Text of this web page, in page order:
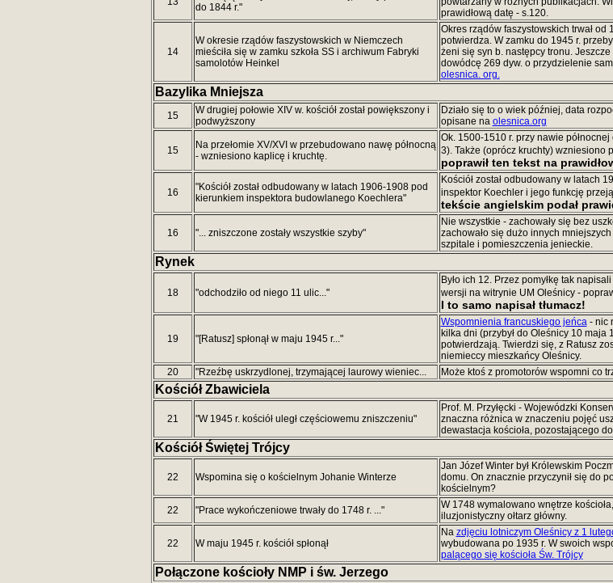
do 1844 r."
prawidłową datę - s.120.
14
W okresie rządów faszystowskich w Niemczech
mieściła się w zamku szkoła SS i archiwum Fabryki
samolotów Heinkel
Okres rządów faszystowskich trwał
potwierdza. W zamku do 1945 r.
żeni się syn b. następcy tronu.
dowódcę 269 dyw. o przydzielenie
olesnica. org.
Bazylika Mniejsza
15
W drugiej połowie XIV w. kościół został powiększony i
podwyższony
Działo się to o wiek później, data
opisane na olesnica.org
15
Na przełomie XV/XVI w przebudowano nawę północną
- wzniesiono kaplicę i kruchtę.
Ok. 1500-1510 r. przy nawie
3). Także (oprócz kruchty) wzniesiono
poprawił ten tekst na
16
"Kościół został odbudowany w latach 1906-1908 pod
kierunkiem inspektora budowlanego Koechlera"
Kościół został odbudowany w latach
inspektor Koechler i jego funkcję
tekście angielskim podał
16 "... zniszczone zostały wszystkie szyby"
Nie wszystkie - zachowały się bez
zachowało się dużo innych
szpitale i pomieszczenia jenieckie.
Rynek
18 "odchodziło od niego 11 ulic..."
Było ich 12. Przez pomyłkę tak
wersji na witrynie UM Oleśnicy -
I to samo napisał tłumacz!
19 "[Ratusz] spłonął w maju 1945 r..."
Wspomnienia francuskiego jeńca- nic
kilka dni (przybył do Oleśnicy 10
potwierdzają. Twierdzi się, z Ratusz
niemieccy mieszkańcy Oleśnicy.
20
"Rzeźbę uskrzydlonej, trzymającej laurowy wieniec... Może ktoś z promotorów wspomni co
Kościół Zbawiciela
21 "W 1945 r. kościół uległ częściowemu zniszczeniu"
Prof. M. Przyłęcki - Wojewódzki
znaczna różnica w znaczeniu pojęć
dewastacja kościoła, pozostającego
Kościół Świętej Trójcy
22 Wspomina się o kościelnym Johanie Winterze
Jan Józef Winter był Królewskim
domu. On znacznie przyczynił się do
kościelnym?
22
"Prace wykończeniowe trwały do 1748 r. ..."
W 1748 wymalowano wnętrze
iluzjonistyczny ołtarz główny.
22 W maju 1945 r. kościół spłonął
Na zdjęciu lotniczym Oleśnicy z 1
wybudowana po 1935 r. W swoich
palącego się kościoła Św. Trójcy
Połączone kościoły NMP i św. Jerzego